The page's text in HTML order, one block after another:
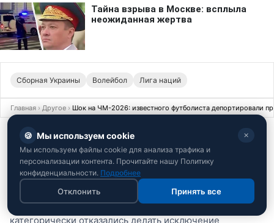
Сборная Украины Волейбол Лига наций
Главная › Другое › Шок на ЧМ-2026: известного футболиста депортировали
ДРУГОЕ 13 июня 2026 · 11:42
Шок на ЧМ-2026: известного
футболиста депортировали прямо с
границы. Что он натворил?
Футболист застрял на базе в США, а чиновники Канады
категорически отказались делать исключение
🍪 Мы используем cookie ✕
Мы используем файлы cookie для анализа трафика и
персонализации контента. Прочитайте нашу Политику
конфиденциальности. Подробнее
Отклонить Принять все